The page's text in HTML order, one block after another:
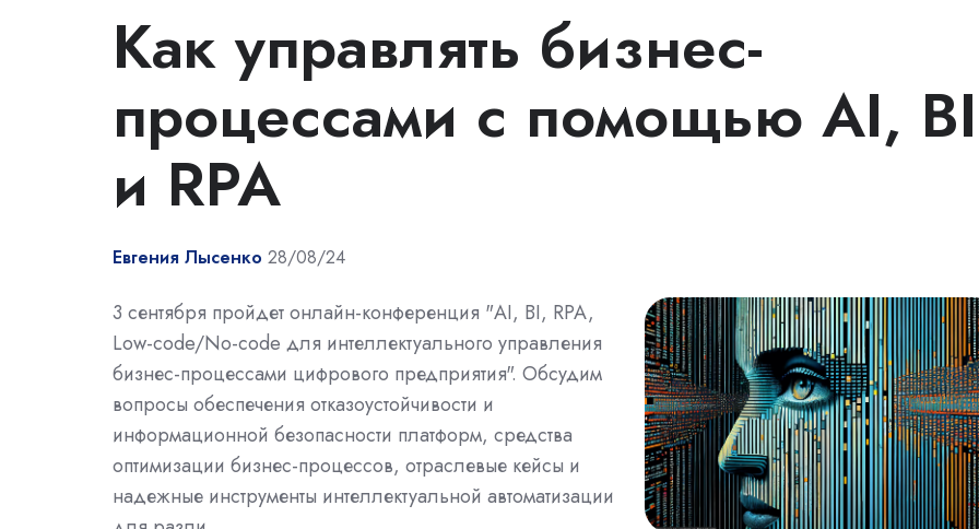
Как управлять бизнес-
процессами с помощью AI, BI
и RPA
Евгения Лысенко 28/08/24
3 сентября пройдет онлайн-конференция "AI, BI, RPA,
Low-code/No-code для интеллектуального управления
бизнес-процессами цифрового предприятия". Обсудим
вопросы обеспечения отказоустойчивости и
информационной безопасности платформ, средства
оптимизации бизнес-процессов, отраслевые кейсы и
надежные инструменты интеллектуальной автоматизации